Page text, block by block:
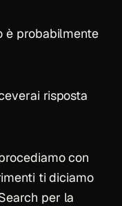
è probabilmente
risposta
con
ti diciamo
per la